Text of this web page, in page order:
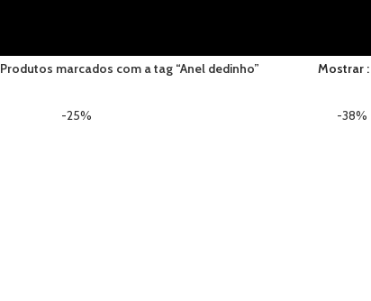
Produtos marcados com a tag “Anel dedinho” Mostrar
-25% -38%